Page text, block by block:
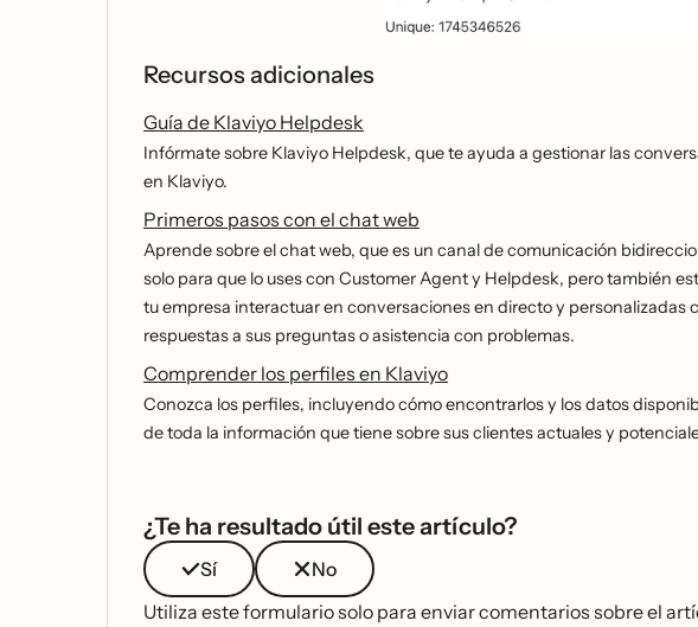
Recursos adicionales
Guía de Klaviyo Helpdesk
Infórmate sobre Klaviyo Helpdesk, que te ayuda a gestionar las
en Klaviyo.
Primeros pasos con el chat web
Aprende sobre el chat web, que es un canal de comunicación
solo para que lo uses con Customer Agent y Helpdesk, pero también
tu empresa interactuar en conversaciones en directo y
respuestas a sus preguntas o asistencia con problemas.
Comprender los perfiles en Klaviyo
Conozca los perfiles, incluyendo cómo encontrarlos y los datos
de toda la información que tiene sobre sus clientes actuales y
¿Te ha resultado útil este artículo?
Sí
No
Utiliza este formulario solo para enviar comentarios sobre el